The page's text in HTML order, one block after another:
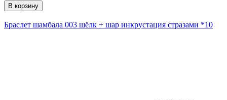
В корзину
Браслет шамбала 003 шёлк + шар инкрустация стразами *10